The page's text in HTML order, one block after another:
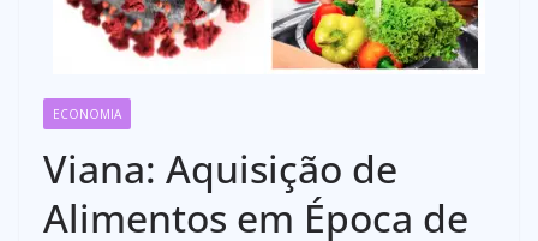
ECONOMIA
Viana: Aquisição de
Alimentos em Época de